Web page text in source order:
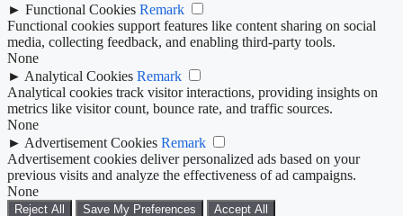
► Functional Cookies Remark
Functional cookies support features like content sharing on social
media, collecting feedback, and enabling third-party tools.
None
► Analytical Cookies Remark
Analytical cookies track visitor interactions, providing insights on
metrics like visitor count, bounce rate, and traffic sources.
None
► Advertisement Cookies Remark
Advertisement cookies deliver personalized ads based on your
previous visits and analyze the effectiveness of ad campaigns.
None
Reject All Save My Preferences Accept All